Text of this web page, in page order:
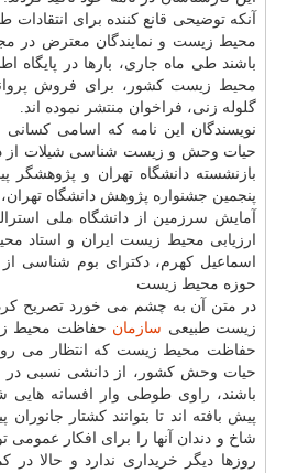
آنكه توضیحی قانع كننده برای
محیط زیست و نمایندگان معترض در
باشند طی ماه جاری، بارها در پایگاه
محیط زیست كشور، برای فروش
گلوله زنی، فراخوان منتشر نموده اند.
نویسندگان این نامه كه اسامی
حیات وحش و زیست شناسی شیلات از
بازنشسته دانشگاه تهران و
پنجمین جشنواره پژوهش دانشگاه
آمایش سرزمین از دانشگاه ملی
ارزیابی محیط زیست ایران و استاد
اسماعیل كهرم، دكترای بوم شناسی
حوزه محیط زیست
در متن آن به چشم می خورد تصریح
زیست طبیعی سازمان حفاظت محیط
حفاظت محیط زیست كه انتظار می رود
حیات وحش كشور، از دانشی نسبی در
باشند، راوی طوطی وار افسانه هایی
پیش بافته اند تا بتوانند كشتار
شاخ و دندان آنها را برای افكار عمومی
روزها دیگر خریداری ندارد و حالا